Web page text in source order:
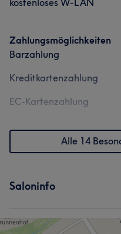
kostenloses W-LAN
Zahlungsmöglichkeiten
Barzahlung
Kreditkartenzahlung
EC-Kartenzahlung
Alle 14
Saloninfo